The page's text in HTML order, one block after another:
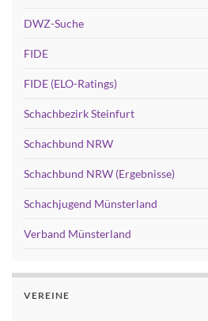
DWZ-Suche
FIDE
FIDE (ELO-Ratings)
Schachbezirk Steinfurt
Schachbund NRW
Schachbund NRW (Ergebnisse)
Schachjugend Münsterland
Verband Münsterland
VEREINE